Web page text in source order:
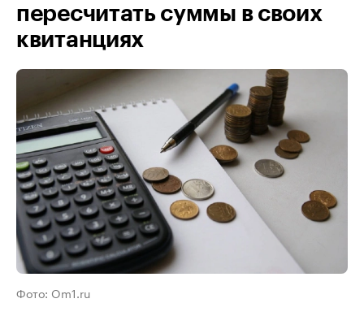
пересчитать суммы в своих
квитанциях
Фото: Om1.ru